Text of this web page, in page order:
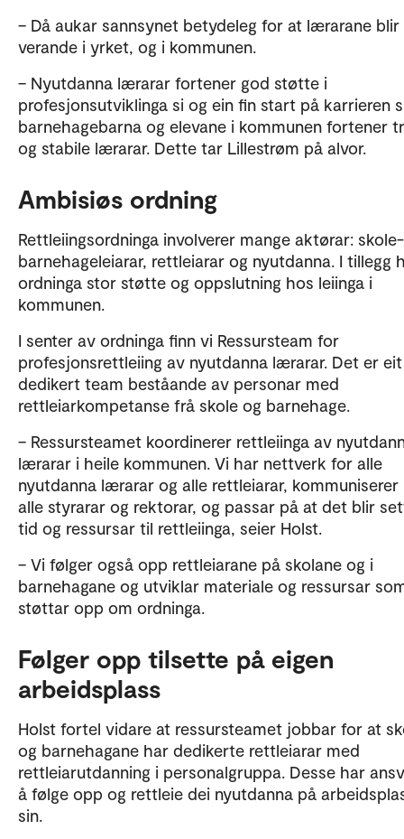
– Då aukar sannsynet betydeleg for at lærarane blir
verande i yrket, og i kommunen.
– Nyutdanna lærarar fortener god støtte i
profesjonsutviklinga si og ein fin start på karrieren
barnehagebarna og elevane i kommunen fortener
og stabile lærarar. Dette tar Lillestrøm på alvor.
Ambisiøs ordning
Rettleiingsordninga involverer mange aktørar:
barnehageleiarar, rettleiarar og nyutdanna. I tillegg
ordninga stor støtte og oppslutning hos leiinga i
kommunen.
I senter av ordninga finn vi Ressursteam for
profesjonsrettleiing av nyutdanna lærarar. Det er eit
dedikert team beståande av personar med
rettleiarkompetanse frå skole og barnehage.
– Ressursteamet koordinerer rettleiinga av
lærarar i heile kommunen. Vi har nettverk for alle
nyutdanna lærarar og alle rettleiarar, kommuniserer
alle styrarar og rektorar, og passar på at det blir
tid og ressursar til rettleiinga, seier Holst.
– Vi følger også opp rettleiarane på skolane og i
barnehagane og utviklar materiale og ressursar
støttar opp om ordninga.
Følger opp tilsette på eigen
arbeidsplass
Holst fortel vidare at ressursteamet jobbar for at
og barnehagane har dedikerte rettleiarar med
rettleiarutdanning i personalgruppa. Desse har
å følge opp og rettleie dei nyutdanna på
sin.